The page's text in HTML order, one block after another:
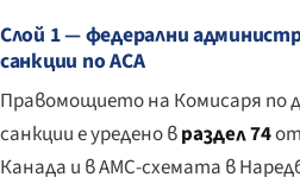
Слой 1 — федерални
санкции по ACA
Правомощието на Комисаря по
санкции е уредено враздел 74
Канада и в АМС-схемата в